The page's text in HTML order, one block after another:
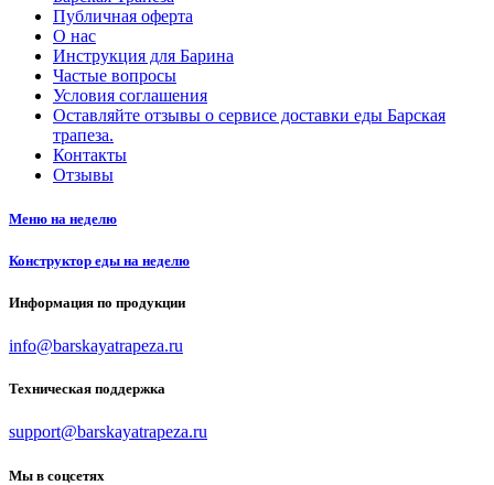
Публичная оферта
О нас
Инструкция для Барина
Частые вопросы
Условия соглашения
Оставляйте отзывы о сервисе доставки еды Барская
трапеза.
Контакты
Отзывы
Меню на неделю
Конструктор еды на неделю
Информация по продукции
info@barskayatrapeza.ru
Техническая поддержка
support@barskayatrapeza.ru
Мы в соцсетях